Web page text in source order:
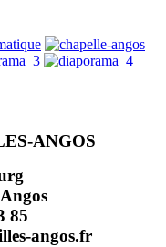
ANGOS
85
angos.fr